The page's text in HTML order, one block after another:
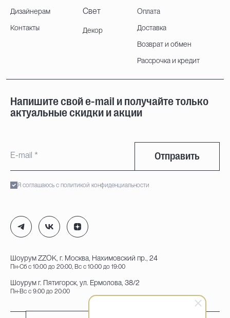
Дизайнерам
Контакты
Свет
Декор
Оплата
Доставка
Возврат и обмен
Рассрочка и кредит
Напишите свой e-mail и получайте только
актуальные скидки и акции
Отправить
Я соглашаюсь с политикой конфиденциальности
Шоурум ZZOK, г. Москва, Нахимовский пр., 24
Пн-Сб с 10:00 до 20:00, Вс с 10:00 до 19:00
Шоурум г. Пятигорск, ул. Ермолова, 38/2
Пн-Вс с 9:00 до 20:00